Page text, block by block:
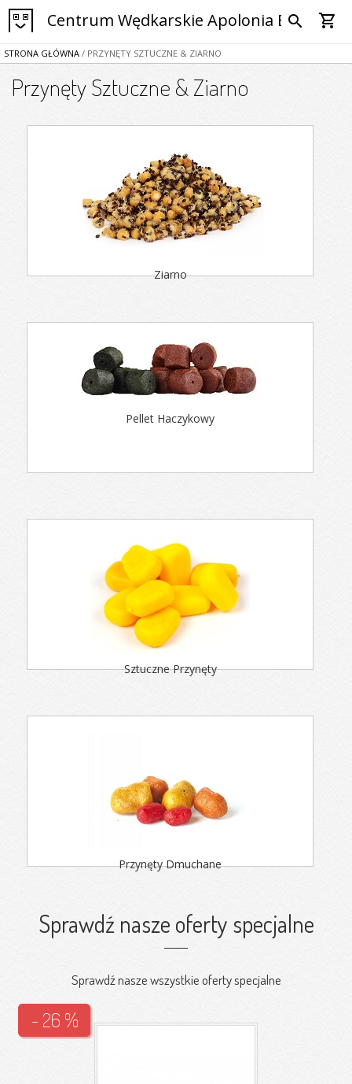
Centrum Wędkarskie Apolonia Bytom
search shopping_cart
STRONA GŁÓWNA / PRZYNĘTY SZTUCZNE & ZIARNO
Przynęty Sztuczne & Ziarno
Ziarno
Pellet Haczykowy
Sztuczne Przynęty
Przynęty Dmuchane
Sprawdź nasze oferty specjalne
Sprawdź nasze wszystkie oferty specjalne
- 26 %